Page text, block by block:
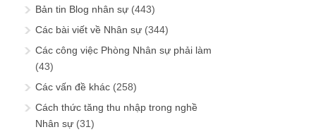
Bản tin Blog nhân sự (443)
Các bài viết về Nhân sự (344)
Các công việc Phòng Nhân sự phải làm
(43)
Các vấn đề khác (258)
Cách thức tăng thu nhập trong nghề
Nhân sự (31)